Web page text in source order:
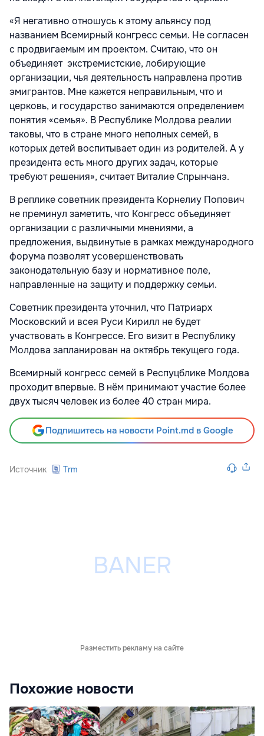
«Я негативно отношусь к этому альянсу под
названием Всемирный конгресс семьи. Не согласен
с продвигаемым им проектом. Считаю, что он
объединяет экстремистские, лобирующие
организации, чья деятельность направлена против
эмигрантов. Мне кажется неправильным, что и
церковь, и государство занимаются определением
понятия «семья». В Республике Молдова реалии
таковы, что в стране много неполных семей, в
которых детей воспитывает один из родителей. А у
президента есть много других задач, которые
требуют решения», считает Виталие Спрынчанэ.
В реплике советник президента Корнелиу Попович
не преминул заметить, что Конгресс объединяет
организации с различными мнениями, а
предложения, выдвинутые в рамках международного
форума позволят усовершенствовать
законодательную базу и нормативное поле,
направленные на защиту и поддержку семьи.
Советник президента уточнил, что Патриарх
Московский и всея Руси Кирилл не будет
участвовать в Конгрессе. Его визит в Республику
Молдова запланирован на октябрь текущего года.
Всемирный конгресс семей в Респуцблике Молдова
проходит впервые. В нём принимают участие более
двух тысяч человек из более 40 стран мира.
Подпишитесь на новости Point.md в Google
Источник Trm
Разместить рекламу на сайте
Похожие новости